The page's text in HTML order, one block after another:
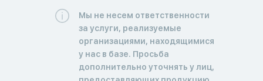
Мы не несем ответственности
за услуги, реализуемые
организациями, находящимися
у нас в базе. Просьба
дополнительно уточнять у лиц,